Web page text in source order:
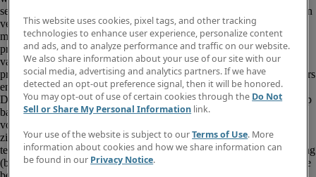
This website uses cookies, pixel tags, and other tracking
technologies to enhance user experience, personalize content
and ads, and to analyze performance and traffic on our website.
We also share information about your use of our site with our
social media, advertising and analytics partners. If we have
detected an opt-out preference signal, then it will be honored.
You may opt-out of use of certain cookies through the Do Not
Sell or Share My Personal Information link.
Your use of the website is subject to ourTerms of Use. More
information about cookies and how we share information can
be found in our Privacy Notice.